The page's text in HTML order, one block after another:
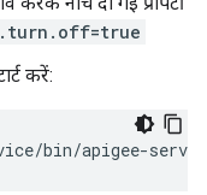
करें:
bin/apigee-